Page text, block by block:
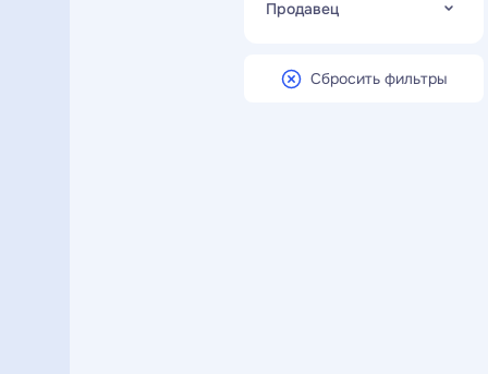
Продавец
Сбросить фильтры